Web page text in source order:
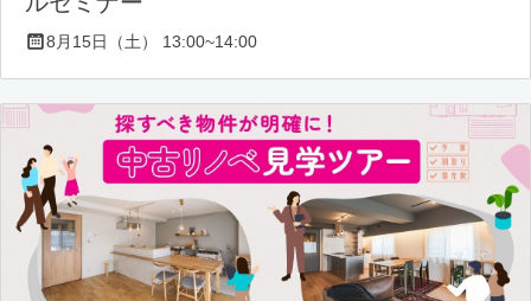
8月15日（土） 13:00~14:00